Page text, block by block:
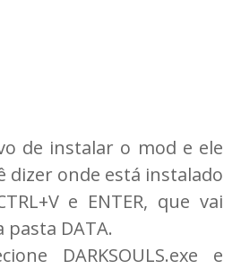
de instalar o mod e ele
dizer onde está instalado
e ENTER, que vai
DATA.
DARKSOULS.exe e